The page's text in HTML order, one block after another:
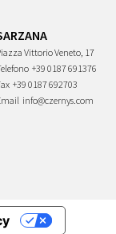
Vittorio Veneto, 17
+39 0187 691376
+39 0187 692703
info@czernys.com